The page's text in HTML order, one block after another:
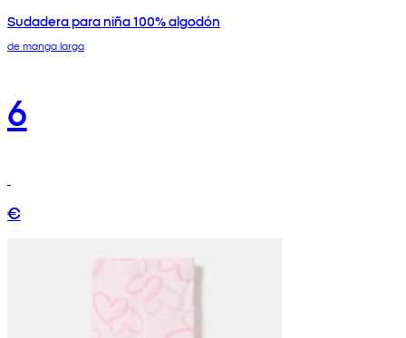
Sudadera para niña 100% algodón
de manga larga
6
€